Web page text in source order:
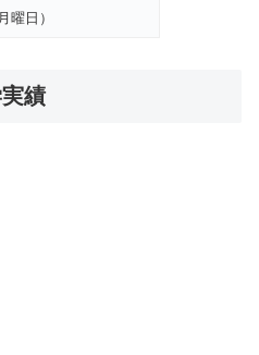
曜日）
績